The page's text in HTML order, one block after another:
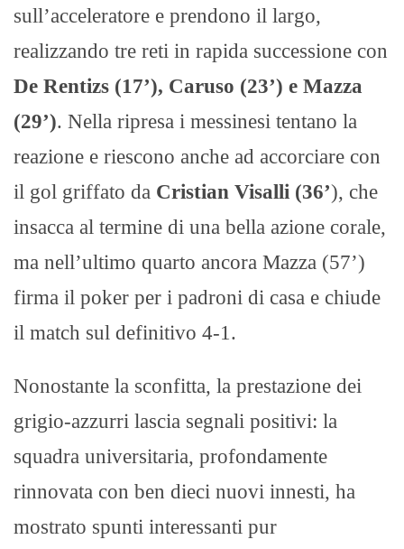
sull’acceleratore e prendono il largo,
realizzando tre reti in rapida successione con
De Rentizs (17’), Caruso (23’) e Mazza
(29’). Nella ripresa i messinesi tentano la
reazione e riescono anche ad accorciare con
il gol griffato da Cristian Visalli (36’), che
insacca al termine di una bella azione corale,
ma nell’ultimo quarto ancora Mazza (57’)
firma il poker per i padroni di casa e chiude
il match sul definitivo 4-1.
Nonostante la sconfitta, la prestazione dei
grigio-azzurri lascia segnali positivi: la
squadra universitaria, profondamente
rinnovata con ben dieci nuovi innesti, ha
mostrato spunti interessanti pur